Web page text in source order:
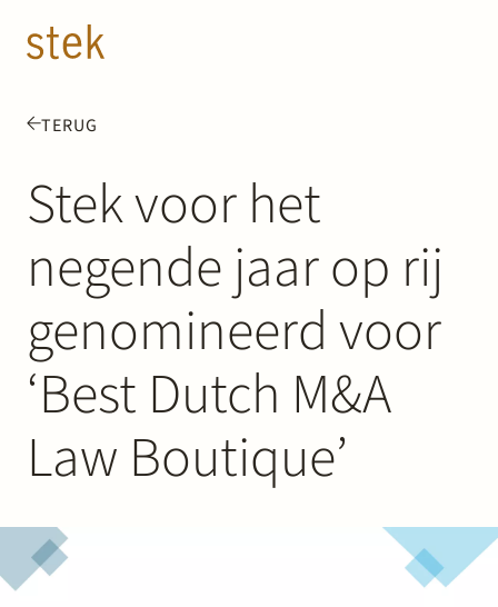
TERUG
Stek voor het
negende jaar op rij
genomineerd voor
‘Best Dutch M&A
Law Boutique’
Mensen
Expertise
Over ons
Track record
News & Insights
Contact
Werken bij Stek